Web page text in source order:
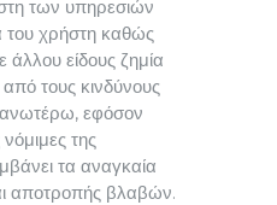
των υπηρεσιών
του χρήστη καθώς
άλλου είδους ζημία
τους κινδύνους
εφόσον
της
τα αναγκαία
αποτροπής βλαβών.